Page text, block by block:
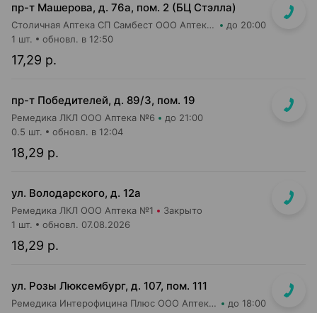
пр-т Машерова, д. 76а, пом. 2 (БЦ Стэлла)
Столичная Аптека СП Самбест ООО Аптека №26 до 20:00
17,29 р.
1 шт. обновл. в 12:50
пр-т Победителей, д. 89/3, пом. 19
Ремедика ЛКЛ ООО Аптека №6 до 21:00
18,29 р.
0.5 шт. обновл. в 12:04
ул. Володарского, д. 12а
Ремедика ЛКЛ ООО Аптека №1 Закрыто
18,29 р.
1 шт. обновл. 07.08.2026
ул. Розы Люксембург, д. 107, пом. 111
Ремедика Интерофицина Плюс ООО Аптека №23 до 18:00